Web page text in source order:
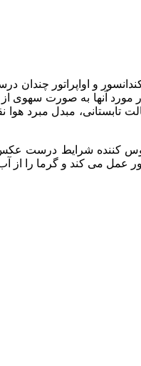
و اواپراتور چندان
مورد آنها به صورت سهوی
تابستانی، مبدل مبرد
کننده شرایط درست عکس
عمل می کند و گرما را از